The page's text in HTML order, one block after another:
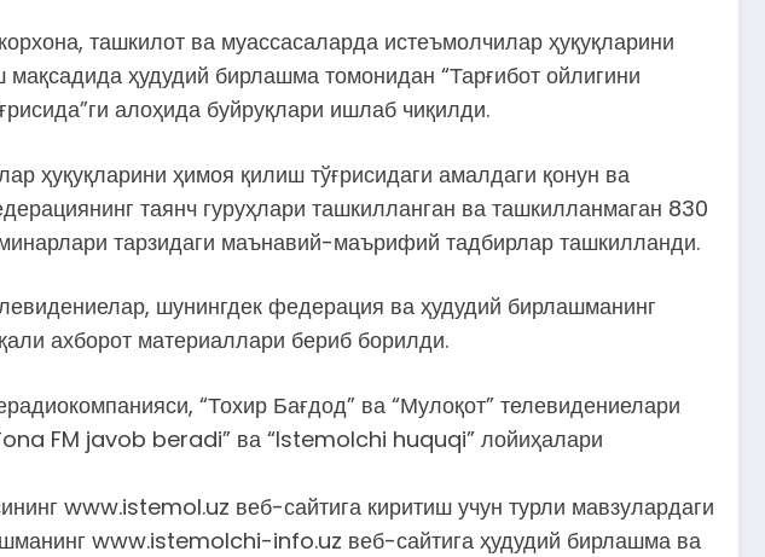
ташкилот ва муассасаларда истеъмолчилар ҳуқуқларини
ҳудудий бирлашма томонидан “Тарғибот ойлигини
алоҳида буйруқлари ишлаб чиқилди.
ҳуқуқларини ҳимоя қилиш тўғрисидаги амалдаги қонун ва
таянч гуруҳлари ташкилланган ва ташкилланмаган 830
тарзидаги маънавий-маърифий тадбирлар ташкилланди.
шунингдек федерация ва ҳудудий бирлашманинг
ахборот материаллари бериб борилди.
“Тохир Бағдод” ва “Мулоқот” телевидениелари
FM javob beradi” ва “Istemolchi huquqi” лойиҳалари
www.istemol.uz веб-сайтига киритиш учун турли мавзулардаги
www.istemolchi-info.uz веб-сайтига ҳудудий бирлашма ва